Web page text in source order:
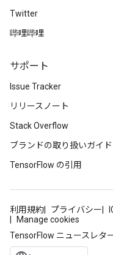
Twitter
哔哩哔哩
サポート
Issue Tracker
リリースノート
Stack Overflow
ブランドの取り扱いガイ
TensorFlow の引用
利用規約 プライバシー
Manage cookies
TensorFlow ニュースレタ